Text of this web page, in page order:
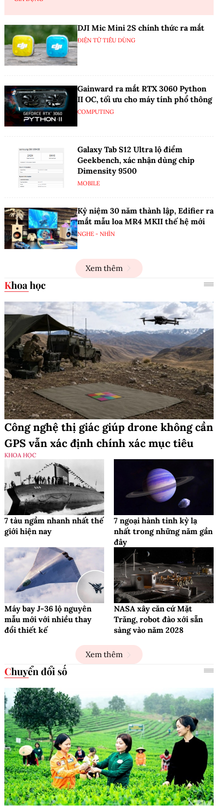
DJI Mic Mini 2S chính thức ra mắt
ĐIỆN TỬ TIÊU DÙNG
Gainward ra mắt RTX 3060 Python
II OC, tối ưu cho máy tính phổ thông
COMPUTING
Galaxy Tab S12 Ultra lộ điểm
Geekbench, xác nhận dùng chip
Dimensity 9500
MOBILE
Kỷ niệm 30 năm thành lập, Edifier ra
mắt mẫu loa MR4 MKII thế hệ mới
NGHE - NHÌN
Xem thêm
Khoa học
Công nghệ thị giác giúp drone không cần
GPS vẫn xác định chính xác mục tiêu
KHOA HỌC
7 tàu ngầm nhanh nhất thế
giới hiện nay
7 ngoại hành tinh kỳ lạ
nhất trong những năm gần
đây
Máy bay J-36 lộ nguyên
mẫu mới với nhiều thay
đổi thiết kế
NASA xây căn cứ Mặt
Trăng, robot đào xới sẵn
sàng vào năm 2028
Xem thêm
Chuyển đổi số